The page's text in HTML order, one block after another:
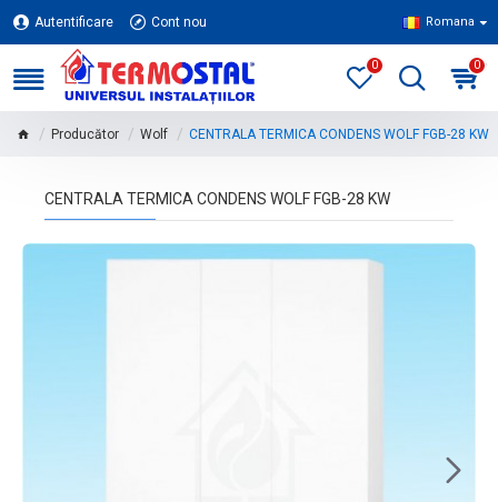
Autentificare Cont nou Romana
0 0
Producător Wolf CENTRALA TERMICA CONDENS WOLF FGB-28 KW
CENTRALA TERMICA CONDENS WOLF FGB-28 KW